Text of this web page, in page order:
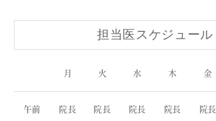
担当医スケジュール
月 火 水 木 金
午前 院長 院長 院長 院長 院長